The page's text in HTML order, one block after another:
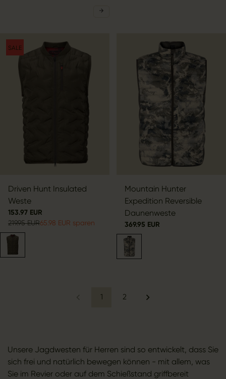
SALE
Driven Hunt Insulated
Weste
153.97 EUR
219.95 EUR65.98 EUR sparen
Mountain Hunter
Expedition Reversible
Daunenweste
369.95 EUR
1 2
Unsere Jagdwesten für Herren sind so entwickelt, dass Sie
sich frei und natürlich bewegen können - mit allem, was
Sie im Revier oder auf dem Schießstand griffbereit